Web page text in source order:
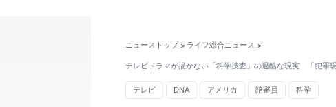
ニューストップ > ライフ総合ニュース >
テレビドラマが描かない「科学捜査」の過酷な現実 「犯罪
テレビ DNA アメリカ 陪審員 科学